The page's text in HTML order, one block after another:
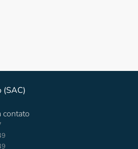
contato